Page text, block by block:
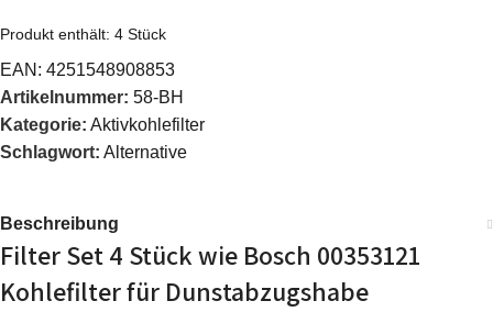
Produkt enthält: 4 Stück
EAN: 4251548908853
Artikelnummer: 58-BH
Kategorie: Aktivkohlefilter
Schlagwort: Alternative
Beschreibung
Filter Set 4 Stück wie Bosch 00353121
Kohlefilter für Dunstabzugshabe